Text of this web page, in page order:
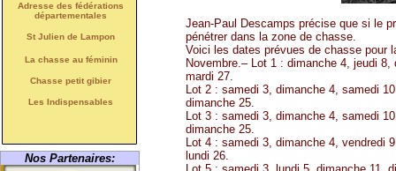
Adresse des fédérations
départementales
St Julien de Lampon
La chasse au féminin
Chasse petit gibier
Les Indispensables
Nos Partenaires:
Jean-Paul Descamps précise que si le
pénétrer dans la zone de chasse.
Voici les dates prévues de chasse pour
Novembre.– Lot 1 : dimanche 4, jeudi
mardi 27.
Lot 2 : samedi 3, dimanche 4, samedi
dimanche 25.
Lot 3 : samedi 3, dimanche 4, samedi
dimanche 25.
Lot 4 : samedi 3, dimanche 4,
lundi 26.